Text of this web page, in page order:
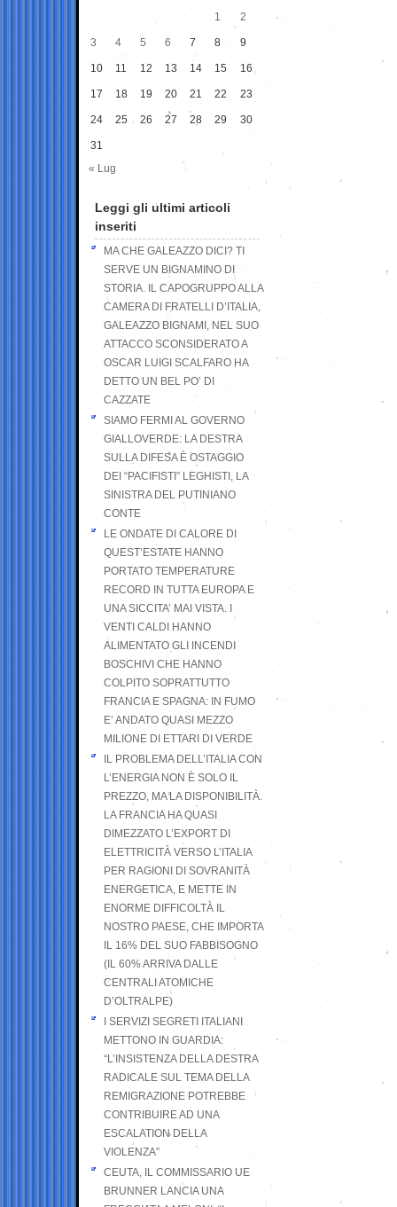
1
2
3 4 5 6 7 8 9
10 11 12 13 14 15 16
17 18 19 20 21 22 23
24 25 26 27 28 29 30
31
« Lug
Leggi gli ultimi articoli
inseriti
MA CHE GALEAZZO DICI? TI
SERVE UN BIGNAMINO DI
STORIA. IL CAPOGRUPPO ALLA
CAMERA DI FRATELLI D’ITALIA,
GALEAZZO BIGNAMI, NEL SUO
ATTACCO SCONSIDERATO A
OSCAR LUIGI SCALFARO HA
DETTO UN BEL PO’ DI
CAZZATE
SIAMO FERMI AL GOVERNO
GIALLOVERDE: LA DESTRA
SULLA DIFESA È OSTAGGIO
DEI “PACIFISTI” LEGHISTI, LA
SINISTRA DEL PUTINIANO
CONTE
LE ONDATE DI CALORE DI
QUEST’ESTATE HANNO
PORTATO TEMPERATURE
RECORD IN TUTTA EUROPA E
UNA SICCITA’ MAI VISTA. I
VENTI CALDI HANNO
ALIMENTATO GLI INCENDI
BOSCHIVI CHE HANNO
COLPITO SOPRATTUTTO
FRANCIA E SPAGNA: IN FUMO
E’ ANDATO QUASI MEZZO
MILIONE DI ETTARI DI VERDE
IL PROBLEMA DELL’ITALIA CON
L’ENERGIA NON È SOLO IL
PREZZO, MA LA DISPONIBILITÀ.
LA FRANCIA HA QUASI
DIMEZZATO L’EXPORT DI
ELETTRICITÀ VERSO L’ITALIA
PER RAGIONI DI SOVRANITÀ
ENERGETICA, E METTE IN
ENORME DIFFICOLTÀ IL
NOSTRO PAESE, CHE IMPORTA
IL 16% DEL SUO FABBISOGNO
(IL 60% ARRIVA DALLE
CENTRALI ATOMICHE
D’OLTRALPE)
I SERVIZI SEGRETI ITALIANI
METTONO IN GUARDIA:
“L’INSISTENZA DELLA DESTRA
RADICALE SUL TEMA DELLA
REMIGRAZIONE POTREBBE
CONTRIBUIRE AD UNA
ESCALATION DELLA
VIOLENZA”
CEUTA, IL COMMISSARIO UE
BRUNNER LANCIA UNA